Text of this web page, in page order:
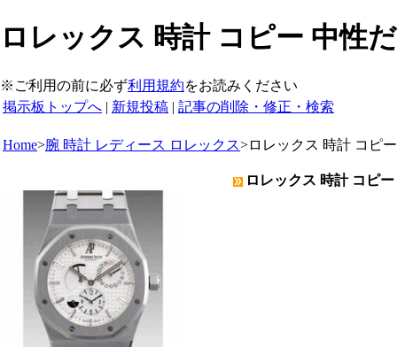
ロレックス 時計 コピー 中性
※ご利用の前に必ず利用規約をお読みください
掲示板トップへ | 新規投稿 | 記事の削除・修正・検索
Home>腕 時計 レディース ロレックス>ロレックス 時計 コピ
ロレックス 時計 コピ